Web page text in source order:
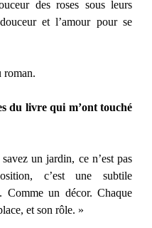
des roses sous leurs
et l’amour pour se
roman.
du livre qui m’ont touché
un jardin, ce n’est pas
c’est une subtile
Comme un décor. Chaque
et son rôle. »